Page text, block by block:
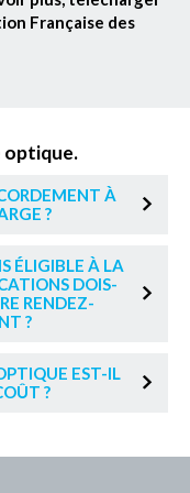
Française des
optique.
À
?
ÉLIGIBLE À LA
DOIS-
RENDEZ-
?
EST-IL
?